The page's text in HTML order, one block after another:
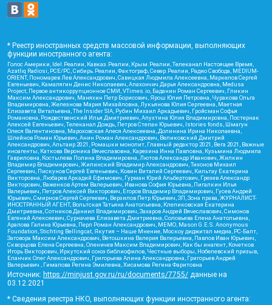
* Реестр иностранных средств массовой информации, выполняющих
функции иностранного агента:
Голос Америки, Idel.Реалии, Кавказ.Реалии, Крым.Реалии, Телеканал Настоящее Время,
Azatliq Radiosi, PCE/PC, Сибирь.Реалии, Фактограф, Север.Реалии, Радио Свобода, MEDIUM-
ORIENT, Пономарев Лев Александрович, Савицкая Людмила Алексеевна, Маркелов Сергей
Евгеньевич, Камалягин Денис Николаевич, Апахончич Дарья Александровна, Medusa
Project, Первое антикоррупционное СМИ, VTimes.io, Баданин Роман Сергеевич, Гликин
Максим Александрович, Маняхин Петр Борисович, Ярош Юлия Петровна, Чуракова Ольга
Владимировна, Железнова Мария Михайловна, Лукьянова Юлия Сергеевна, Маетная
Елизавета Витальевна, The Insider SIA, Рубин Михаил Аркадьевич, Гройсман Софья
Романовна, Рождественский Илья Дмитриевич, Апухтина Юлия Владимировна, Постернак
Алексей Евгеньевич, Телеканал Дождь, Петров Степан Юрьевич, Istories fonds, Шмагун
Олеся Валентиновна, Мароховская Алеся Алексеевна, Долинина Ирина Николаевна,
Шлейнов Роман Юрьевич, Анин Роман Александрович, Великовский Дмитрий
Александрович, Альтаир 2021, Ромашки монолит, Главный редактор 2021, Вега 2021, Важные
иноагенты, Каткова Вероника Вячеславовна, Карезина Инна Павловна, Кузьмина Людмила
Гавриловна, Костылева Полина Владимировна, Лютов Александр Иванович, Жилкин
Владимир Владимирович, Жилинский Владимир Александрович, Тихонов Михаил
Сергеевич, Пискунов Сергей Евгеньевич, Ковин Виталий Сергеевич, Кильтау Екатерина
Викторовна, Любарев Аркадий Ефимович, Гурман Юрий Альбертович, Грезев Александр
Викторович, Важенков Артем Валерьевич, Иванова София Юрьевна, Пигалкин Илья
Валерьевич, Петров Алексей Викторович, Егоров Владимир Владимирович, Гусев Андрей
Юрьевич, Смирнов Сергей Сергеевич, Верзилов Петр Юрьевич, ЗП, Зона права, ЖУРНАЛИСТ-
ИНОСТРАННЫЙ АГЕНТ, Вольтская Татьяна Анатольевна, Клепиковская Екатерина
Дмитриевна, Сотников Даниил Владимирович, Захаров Андрей Вячеславович, Симонов
Евгений Алексеевич, Сурначева Елизавета Дмитриевна, Соловьева Елена Анатольевна,
Арапова Галина Юрьевна, Перл Роман Александрович, МЕМО, Mason G.E.S. Anonymous
Foundation, Stichting Bellingcat, Якутия – Наше Мнение, Москоу диджитал медиа, РС-Балт,
Заговора Максим Александрович, Ветошкина Валерия Валерьевна, Павлов Иван Юрьевич,
Скворцова Елена Сергеевна, Оленичев Максим Владимирович, Как бы инагент, Кочетков
Игорь Викторович, Иркутский союз библиофилов, Честные выборы, Нобелевский призыв,
Еланчик Олег Александрович, Григорьева Алина Александровна, Григорьев Андрей
Валерьевич , Гималова Регина Эмилевна, Хисамова Регина Фаритовна
Источник: https://minjust.gov.ru/ru/documents/7755/ данные на
03.12.2021
* Сведения реестра НКО, выполняющих функции иностранного агента: